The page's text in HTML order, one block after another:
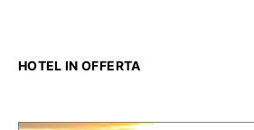
HOTEL IN OFFERTA